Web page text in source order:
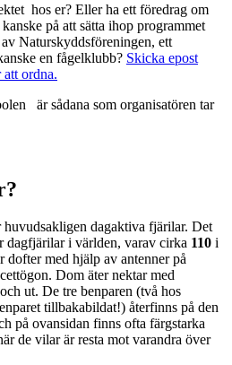
hos er? Eller ha ett föredrag om
på att sätta ihop programmet
Naturskyddsföreningen, ett
en fågelklubb? Skicka epost
ordna.
är sådana som organisatören tar
huvudsakligen dagaktiva fjärilar. Det
dagfjärilar i världen, varav cirka 110 i
dofter med hjälp av antenner på
Dom äter nektar med
ut. De tre benparen (två hos
tillbakabildat!) återfinns på den
på ovansidan finns ofta färgstarka
de vilar är resta mot varandra över